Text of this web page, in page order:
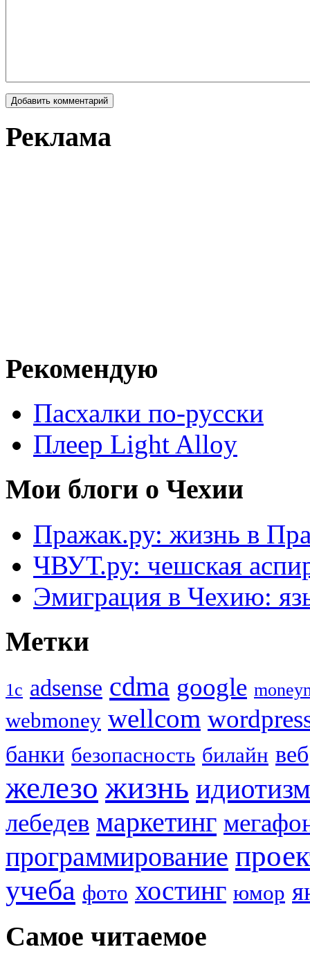
Реклама
Рекомендую
Пасхалки по-русски
Плеер Light Alloy
Мои блоги о Чехии
Пражак.ру: жизнь в
ЧВУТ.ру: чешская
Эмиграция в Чехию:
Метки
1с adsense cdma google
webmoney wellcom
банки безопасность билайн веб
железо жизнь идиотизм
лебедев маркетинг
программирование
учеба фото хостинг юмор
Самое читаемое